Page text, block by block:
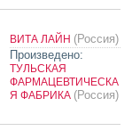
ВИТА ЛАЙН (Россия)
Произведено:
ТУЛЬСКАЯ
ФАРМАЦЕВТИЧЕСКА
Я ФАБРИКА (Россия)